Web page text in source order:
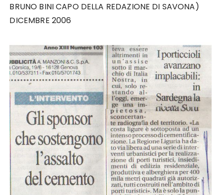
BRUNO BINI CAPO DELLA REDAZIONE DI SAVONA)
DICEMBRE 2006